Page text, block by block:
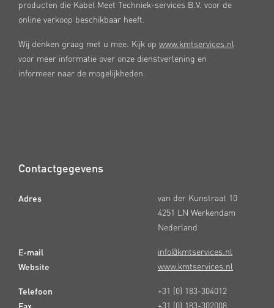
producten die Kabel Meet Techniek-services B.V. voor de
online verkoop beschikbaar heeft.
Wij denken graag met u mee. Kijk op www.kmtservices.nl
voor meer informatie over onze dienstverlening en
informeer naar de mogelijkheden.
Contactgegevens
Adres
E-mail
Website
Telefoon
Fax
van der Kunstraat 10
4251 LN Werkendam
Nederland
info@kmtservices.nl
www.kmtservices.nl
+31 (0) 183-304012
+31 (0) 183-302008